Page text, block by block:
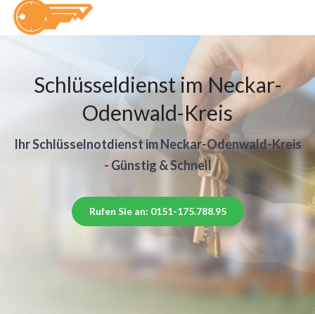
Schlüsseldienst im Neckar-
Odenwald-Kreis
Ihr Schlüsselnotdienst im Neckar-Odenwald-Kreis
- Günstig & Schnell
Rufen Sie an: 0151-175.788.95